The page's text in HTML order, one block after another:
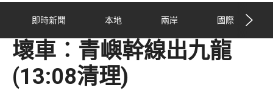
即時新聞 本地 兩岸 國際
壞車︰青嶼幹線出九龍
(13:08清理)